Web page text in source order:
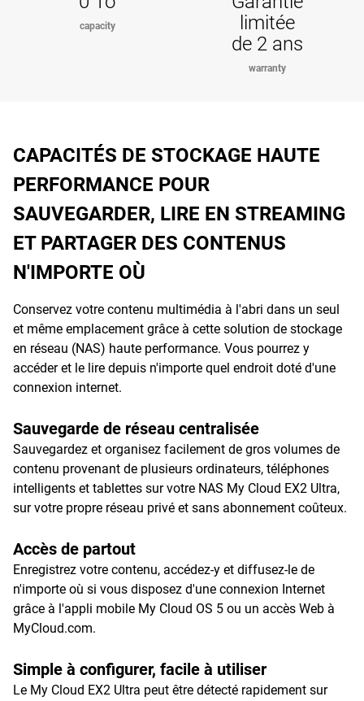
capacity
limitée
de 2 ans
warranty
CAPACITÉS DE STOCKAGE HAUTE
PERFORMANCE POUR
SAUVEGARDER, LIRE EN STREAMING
ET PARTAGER DES CONTENUS
N'IMPORTE OÙ
Conservez votre contenu multimédia à l'abri dans un seul
et même emplacement grâce à cette solution de stockage
en réseau (NAS) haute performance. Vous pourrez y
accéder et le lire depuis n'importe quel endroit doté d'une
connexion internet.
Sauvegarde de réseau centralisée
Sauvegardez et organisez facilement de gros volumes de
contenu provenant de plusieurs ordinateurs, téléphones
intelligents et tablettes sur votre NAS My Cloud EX2 Ultra,
sur votre propre réseau privé et sans abonnement coûteux.
Accès de partout
Enregistrez votre contenu, accédez-y et diffusez-le de
n'importe où si vous disposez d'une connexion Internet
grâce à l'appli mobile My Cloud OS 5 ou un accès Web à
MyCloud.com.
Simple à configurer, facile à utiliser
Le My Cloud EX2 Ultra peut être détecté rapidement sur